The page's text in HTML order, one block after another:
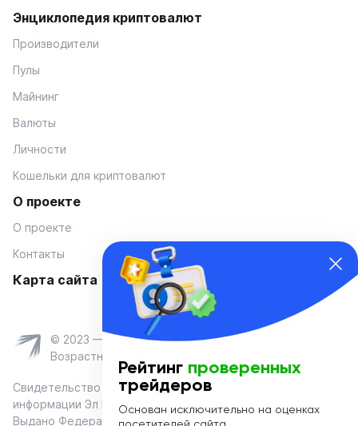
Энциклопедия криптовалют
Производители
Пулы
Майнинг
Валюты
Личности
Кошельки для криптовалют
О проекте
О проекте
Контакты
Карта сайта
© 2023 — Coinmania
Возрастное ограничение 16+
Свидетельство о регистрации средства массовой
информации Эл № ФС 77-74908 от «25» января 2019 г.
Выдано Федеральной службой по надзору в сфере связи,
Рейтинг проверенных
трейдеров
Основан исключительно на оценках